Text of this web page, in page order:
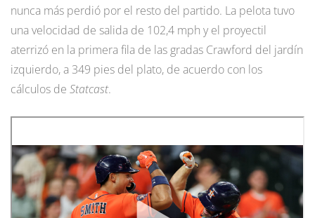
nunca más perdió por el resto del partido. La pelota tuvo
una velocidad de salida de 102,4 mph y el proyectil
aterrizó en la primera fila de las gradas Crawford del jardín
izquierdo, a 349 pies del plato, de acuerdo con los
cálculos de Statcast.